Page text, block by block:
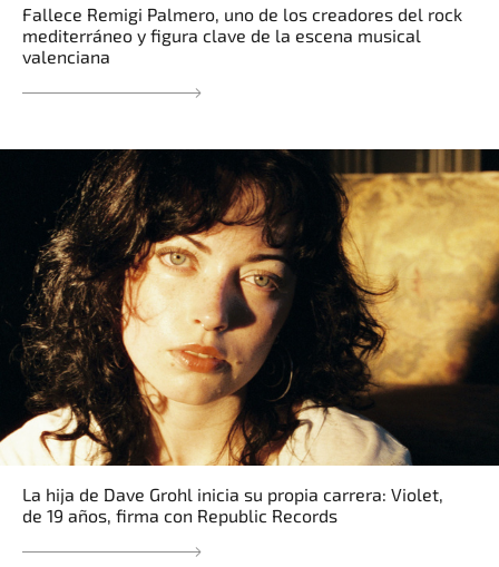
Fallece Remigi Palmero, uno de los creadores del rock
mediterráneo y figura clave de la escena musical
valenciana
La hija de Dave Grohl inicia su propia carrera: Violet,
de 19 años, firma con Republic Records